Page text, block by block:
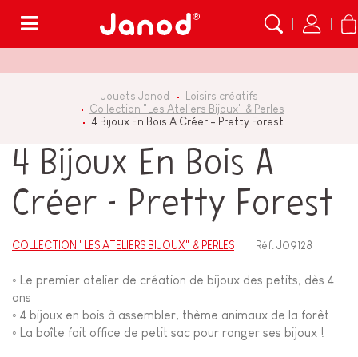
Jouets Janod
Loisirs créatifs
Collection "Les Ateliers Bijoux" & Perles
4 Bijoux En Bois A Créer - Pretty Forest
4 Bijoux En Bois A
Créer - Pretty Forest
COLLECTION "LES ATELIERS BIJOUX" & PERLES Réf.J09128
◦ Le premier atelier de création de bijoux des petits, dès 4
ans
◦ 4 bijoux en bois à assembler, thème animaux de la forêt
◦ La boîte fait office de petit sac pour ranger ses bijoux !